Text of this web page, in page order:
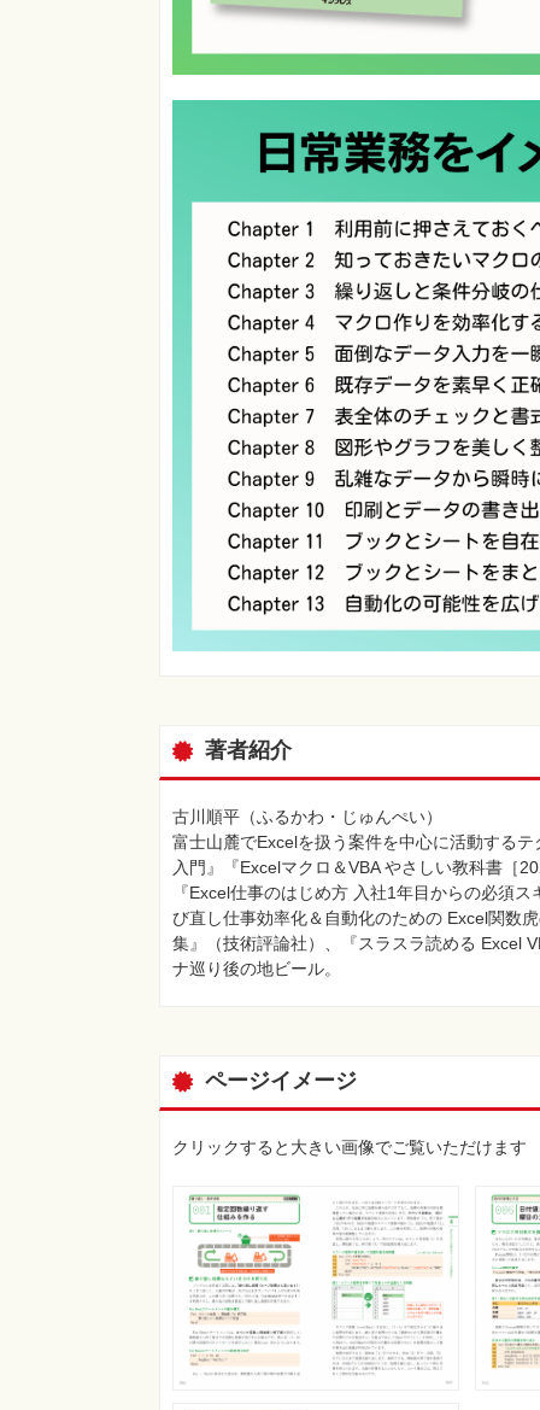
著者紹介
古川順平（ふるかわ・じゅんぺい）
富士山麓でExcelを扱う案件を中心に活動する
入門』『Excelマクロ＆VBA やさしい教科書［
『Excel仕事のはじめ方 入社1年目からの必須
び直し仕事効率化＆自動化のための Excel関数
集』（技術評論社）、『スラスラ読める Excel
ナ巡り後の地ビール。
ページイメージ
クリックすると大きい画像でご覧いただけます